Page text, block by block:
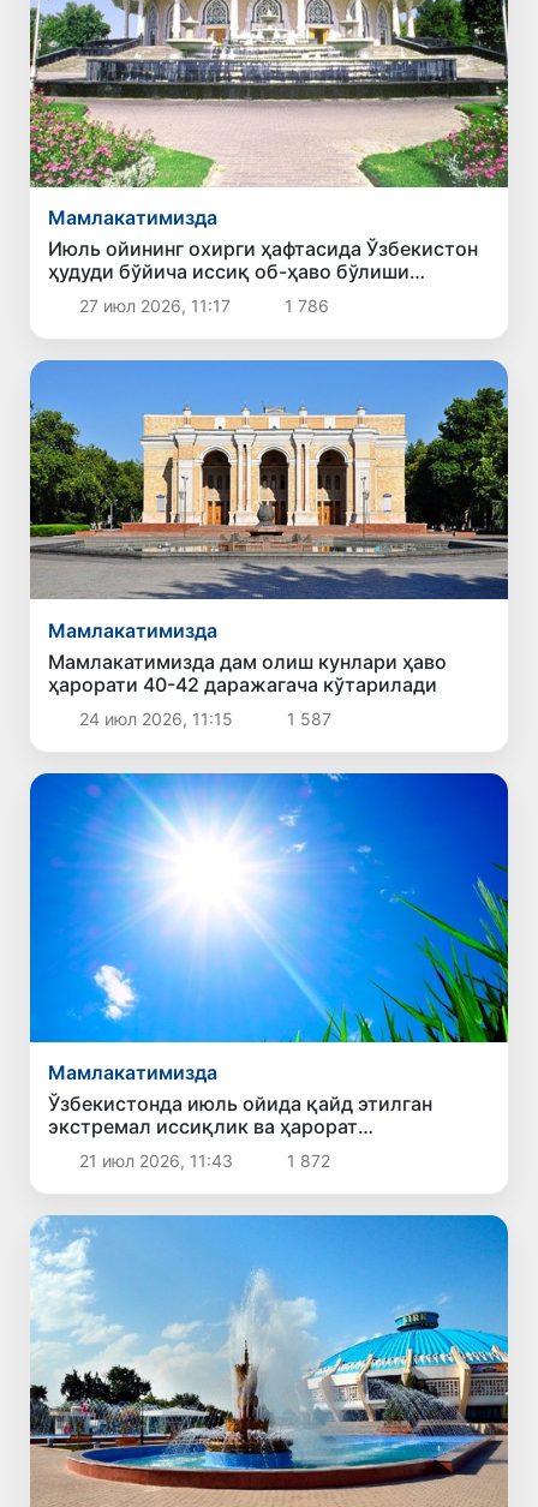
Мамлакатимизда
Июль ойининг охирги ҳафтасида Ўзбекистон
ҳудуди бўйича иссиқ об-ҳаво бўлиши
кутилмоқда
27 июл 2026, 11:17 1 786
Мамлакатимизда
Мамлакатимизда дам олиш кунлари ҳаво
ҳарорати 40-42 даражагача кўтарилади
24 июл 2026, 11:15 1 587
Мамлакатимизда
Ўзбекистонда июль ойида қайд этилган
экстремал иссиқлик ва ҳарорат
рекордларининг сабаби нима?
21 июл 2026, 11:43 1 872